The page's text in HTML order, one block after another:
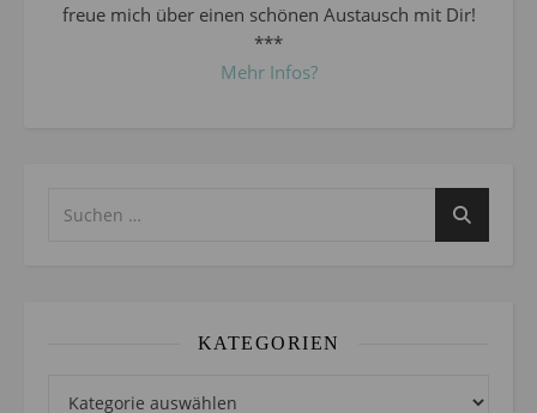
freue mich über einen schönen Austausch mit Dir!
***
Mehr Infos?
KATEGORIEN